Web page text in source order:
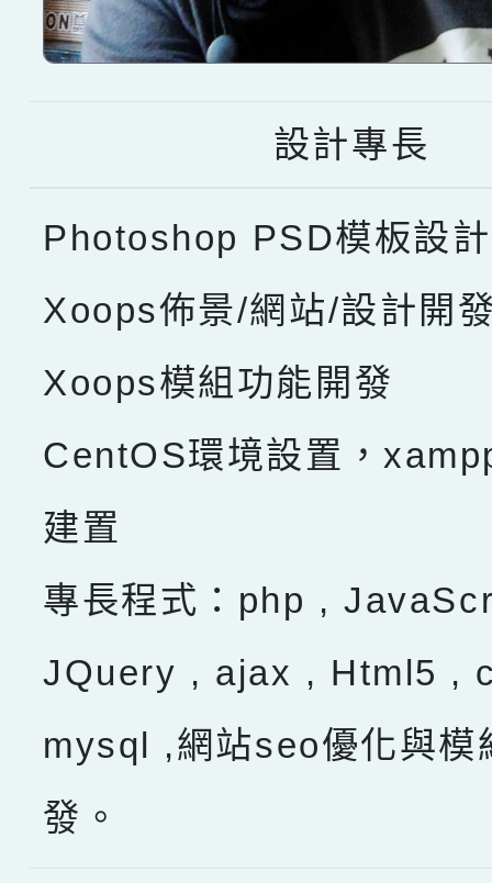
設計專長
Photoshop PSD模板設計
Xoops佈景/網站/設計開
Xoops模組功能開發
CentOS環境設置，
建置
專長程式：php ,
JQuery , ajax , Html5 ,
mysql ,網站seo優化與模
發。